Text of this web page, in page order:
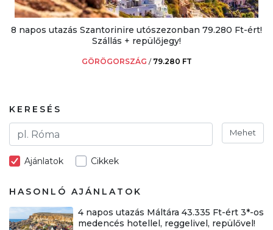
8 napos utazás Szantorinire utószezonban 79.280 Ft-ért!
Szállás + repülőjegy!
GÖRÖGORSZÁG / 79.280 FT
KERESÉS
Mehet
Ajánlatok Cikkek
HASONLÓ AJÁNLATOK
4 napos utazás Máltára 43.335 Ft-ért 3*-os
medencés hotellel, reggelivel, repülővel!